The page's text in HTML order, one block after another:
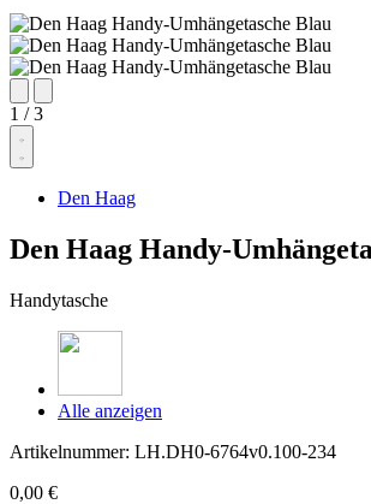
1 / 3
Den Haag
Den Haag Handy-
Handytasche
Alle anzeigen
Artikelnummer: LH.DH0-6764v0.100-234
0,00 €